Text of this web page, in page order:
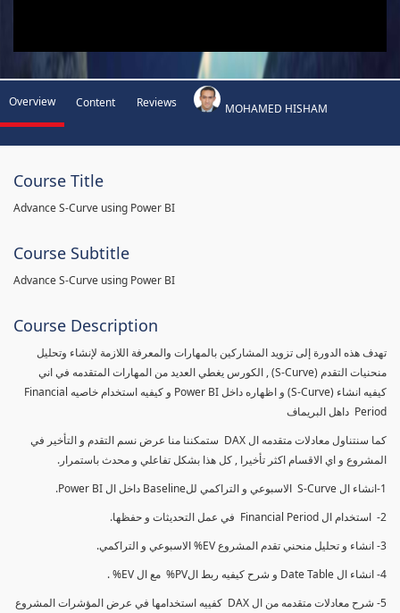
Overview Content Reviews MOHAMED HISHAM
Course Title
Advance S-Curve using Power BI
Course Subtitle
Advance S-Curve using Power BI
Course Description
تهدف هذه الدورة إلى تزويد المشاركين بالمهارات والمعرفة اللازمة لإنشاء وتحليل
منحنيات التقدم (S-Curve) , الكورس يغطي العديد من المهارات المتقدمه في اني
كيفيه انشاء (S-Curve) و اظهاره داخل Power BI و كيفيه استخدام خاصيه Financial
Period داهل البريماف
كما سنتناول معادلات متقدمه ال DAX ستمكننا منا عرض نسم التقدم و التأخير في
المشروع و اي الاقسام اكثر تأخيرا , كل هذا بشكل تفاعلي و محدث باستمرار.
1-انشاء ال S-Curve الاسبوعي و التراكمي للBaseline داخل ال Power BI.
2- استخدام ال Financial Period في عمل التحديثات و حفظها.
3- انشاء و تحليل منحني تقدم المشروع EV% الاسبوعي و التراكمي.
4- انشاء ال Date Table و شرح كيفيه ربط الPV% مع ال EV% .
5- شرح معادلات متقدمه من ال DAX كفييه استخدامها في عرض المؤشرات المشروع